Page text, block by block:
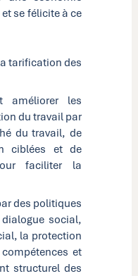
se félicite à ce
tarification des
améliorer les
du travail par
du travail, de
ciblées et de
faciliter la
des politiques
social,
la protection
et
structurel des